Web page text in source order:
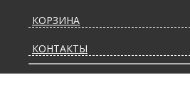
КОРЗИНА
КОНТАКТЫ